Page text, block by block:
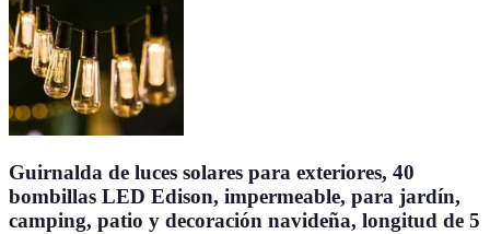
Guirnalda de luces solares para exteriores, 40
bombillas LED Edison, impermeable, para jardín,
camping, patio y decoración navideña, longitud de 5